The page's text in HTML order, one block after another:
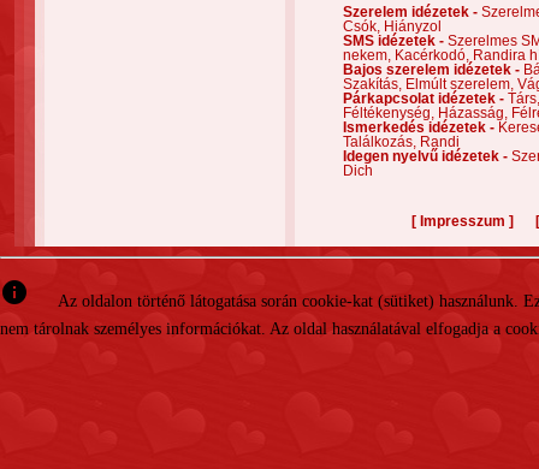
Szerelem idézetek -
Csók,
Hiányzol
SMS idézetek - Szerelmes
nekem,
Kacérkodó,
Randira
Bajos szerelem idézetek -
Szakítás,
Elmúlt szerelem,
Párkapcsolat idézetek -
Féltékenység,
Házasság,
Ismerkedés idézetek -
Találkozás,
Randi
Idegen nyelvű idézetek -
Dich
[ Impresszum ]
info
Az oldalon történő látogatása során cookie-kat (sütiket)
nem tárolnak személyes információkat. Az oldal használatával elfogadja a